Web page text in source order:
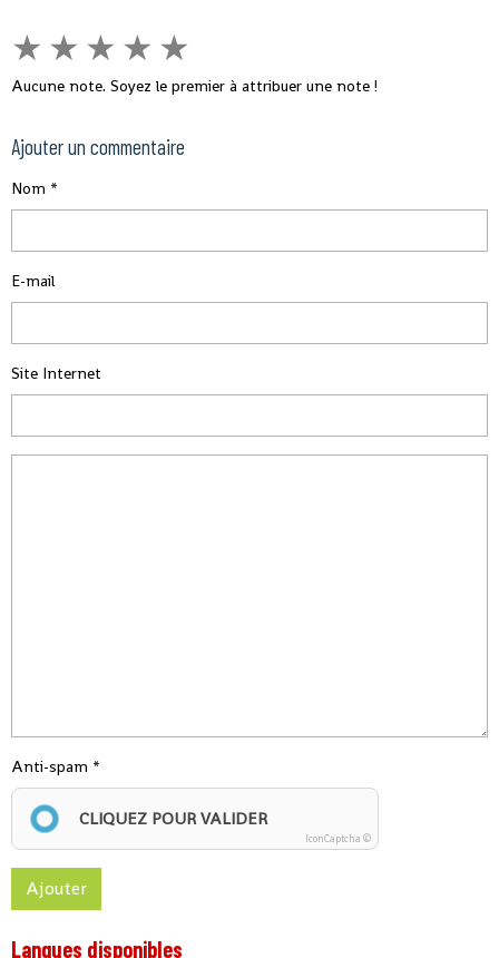
★ ★ ★ ★ ★
Aucune note. Soyez le premier à attribuer une note !
Ajouter un commentaire
Nom
E-mail
Site Internet
Anti-spam
CLIQUEZ POUR VALIDER
IconCaptcha ©
Ajouter
Langues disponibles